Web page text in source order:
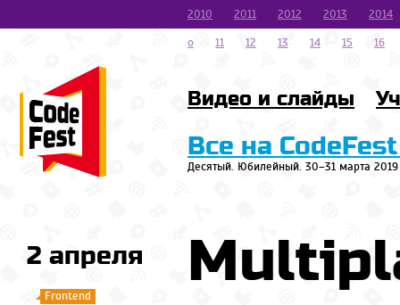
2010 2011 2012 2013
2014
o
11 12 13 14 15 16
Видео и слайды
Все на
Десятый. Юбилейный. 30–31 марта 2019
2 апреля
Frontend